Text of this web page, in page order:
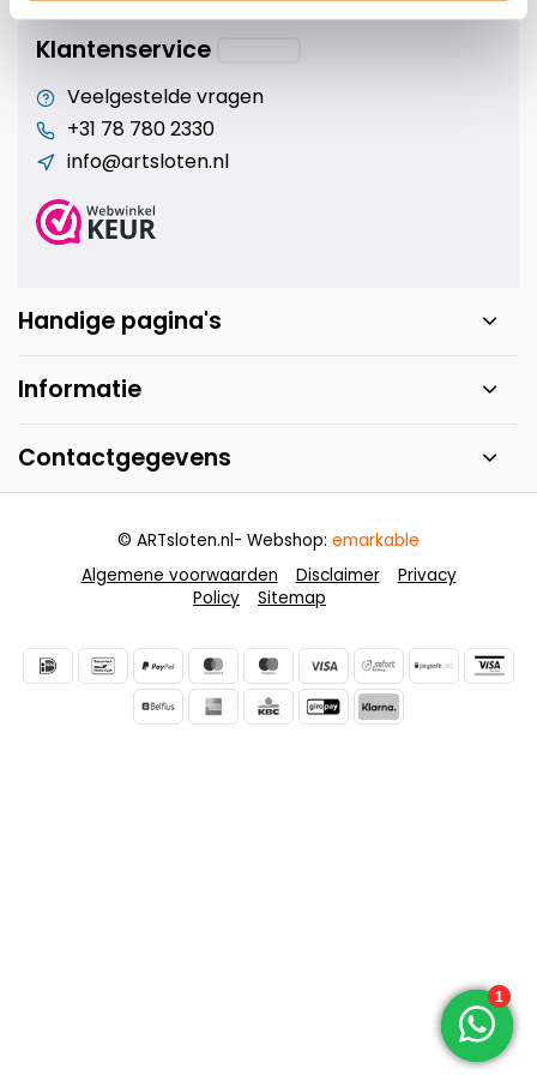
Klantenservice
Veelgestelde vragen
+31 78 780 2330
info@artsloten.nl
Handige pagina's
Informatie
Contactgegevens
Algemene voorwaarden Disclaimer
Privacy
Policy
Sitemap
© ARTsloten.nl- Webshop: emarkable